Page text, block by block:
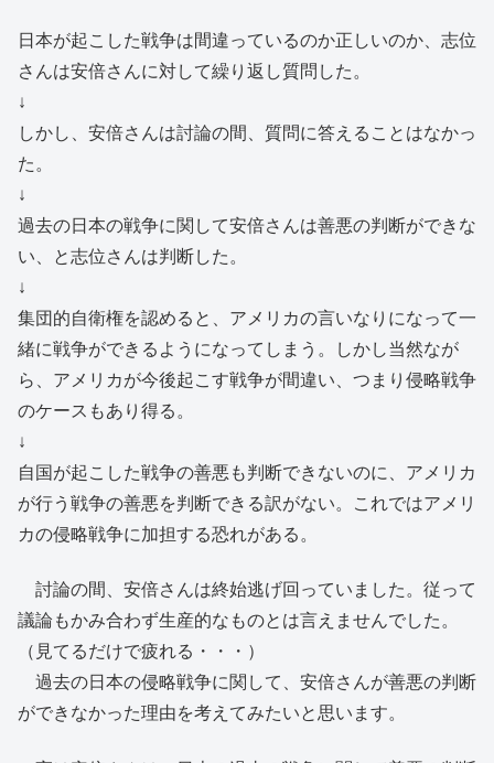
日本が起こした戦争は間違っているのか正しいのか、志位
さんは安倍さんに対して繰り返し質問した。
↓
しかし、安倍さんは討論の間、質問に答えることはなかっ
た。
↓
過去の日本の戦争に関して安倍さんは善悪の判断ができな
い、と志位さんは判断した。
↓
集団的自衛権を認めると、アメリカの言いなりになって一
緒に戦争ができるようになってしまう。しかし当然なが
ら、アメリカが今後起こす戦争が間違い、つまり侵略戦争
のケースもあり得る。
↓
自国が起こした戦争の善悪も判断できないのに、アメリカ
が行う戦争の善悪を判断できる訳がない。これではアメリ
カの侵略戦争に加担する恐れがある。
討論の間、安倍さんは終始逃げ回っていました。従って
議論もかみ合わず生産的なものとは言えませんでした。
（見てるだけで疲れる・・・）
過去の日本の侵略戦争に関して、安倍さんが善悪の判断
ができなかった理由を考えてみたいと思います。